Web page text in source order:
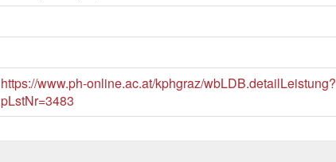
https://www.ph-online.ac.at/kphgraz/wbLDB.detailLeistung?
pLstNr=3483